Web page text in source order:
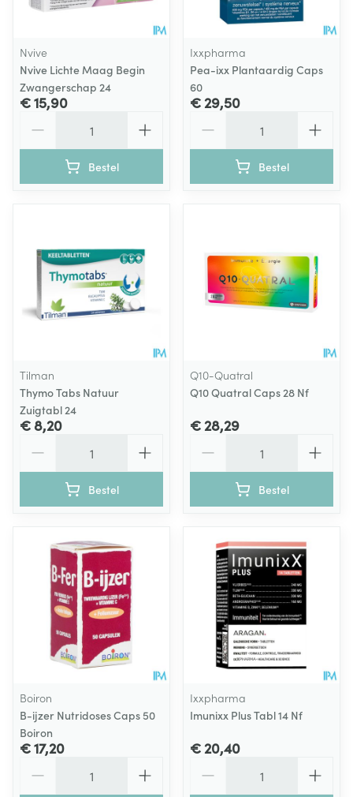
Nvive
Nvive Lichte Maag Begin
Zwangerschap 24
€ 15,90
Bestel
Ixxpharma
Pea-ixx Plantaardig Caps
60
€ 29,50
Bestel
Tilman
Thymo Tabs Natuur
Zuigtabl 24
€ 8,20
Bestel
Q10-Quatral
Q10 Quatral Caps 28 Nf
€ 28,29
Bestel
Boiron
B-ijzer Nutridoses Caps 50
Boiron
€ 17,20
Ixxpharma
Imunixx Plus Tabl 14 Nf
€ 20,40